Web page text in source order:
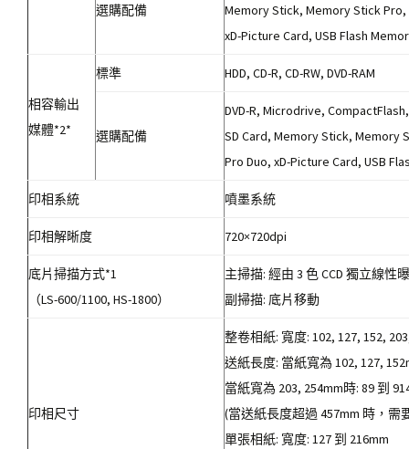
選購配備
Memory Stick, Memory Stick
xD-Picture Card, USB Flash
相容輸出
媒體*2*
標準 HDD, CD-R, CD-RW, DVD-RAM
選購配備
DVD-R, Microdrive,
SD Card, Memory Stick, Memory
Pro Duo, xD-Picture Card, USB
印相系統 噴墨系統
印相解晰度 720×720dpi
底片掃描方式*1
（LS-600/1100, HS-1800）
主掃描: 經由 3 色 CCD 獨立線性
副掃描: 底片移動
印相尺寸
整卷相紙: 寬度: 102, 127, 152,
送紙長度: 當紙寬為 102, 127,
當紙寬為 203, 254mm時: 89 到
(當送紙長度超過 457mm 時，需
單張相紙: 寬度: 127 到 216mm